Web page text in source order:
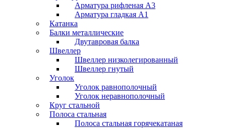
Арматура рифленая А3
Арматура гладкая А1
Катанка
Балки металлические
Двутавровая балка
Швеллер
Швеллер низколегированный
Швеллер гнутый
Уголок
Уголок равнополочный
Уголок неравнополочный
Круг стальной
Полоса стальная
Полоса стальная горячекатаная